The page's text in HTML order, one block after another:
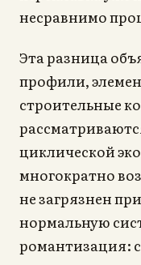
несравнимо
Эта разница
профили,
строительные
циклической
многократно
не загрязнен
нормальную
романтизация: